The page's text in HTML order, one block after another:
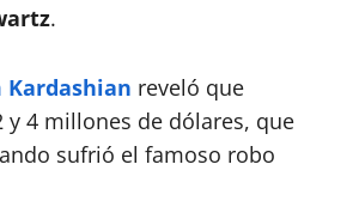
.
Kardashian reveló que
4 millones de dólares, que
sufrió el famoso robo